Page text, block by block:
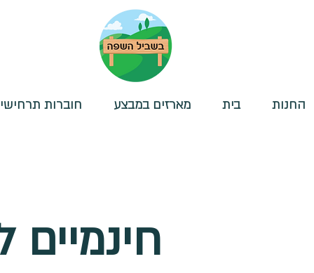
החנות בית מארזים במבצע חוברות